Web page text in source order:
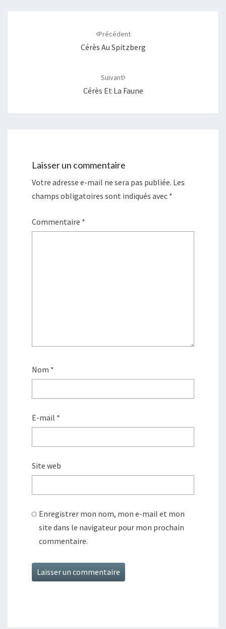
Précédent
Cérès Au Spitzberg
Suivant
Cérès Et La Faune
Laisser un commentaire
Votre adresse e-mail ne sera pas publiée. Les
champs obligatoires sont indiqués avec *
Commentaire *
Nom *
E-mail *
Site web
Enregistrer mon nom, mon e-mail et mon
site dans le navigateur pour mon prochain
commentaire.